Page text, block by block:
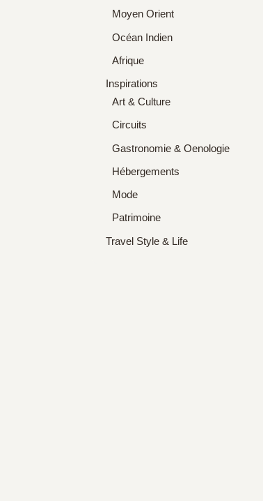
Moyen Orient
Océan Indien
Afrique
Inspirations
Art & Culture
Circuits
Gastronomie & Oenologie
Hébergements
Mode
Patrimoine
Travel Style & Life